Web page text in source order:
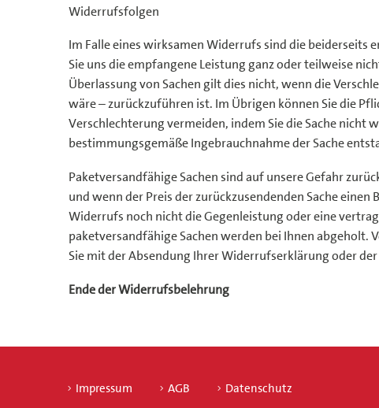
Widerrufsfolgen
Im Falle eines wirksamen Widerrufs sind die beiderseits
Sie uns die empfangene Leistung ganz oder teilweise
Überlassung von Sachen gilt dies nicht, wenn die
wäre – zurückzuführen ist. Im Übrigen können Sie die
Verschlechterung vermeiden, indem Sie die Sache nicht
bestimmungsgemäße Ingebrauchnahme der Sache
Paketversandfähige Sachen sind auf unsere Gefahr
und wenn der Preis der zurückzusendenden Sache
Widerrufs noch nicht die Gegenleistung oder eine
paketversandfähige Sachen werden bei Ihnen
Sie mit der Absendung Ihrer Widerrufserklärung oder
Ende der Widerrufsbelehrung
Impressum AGB Datenschutz